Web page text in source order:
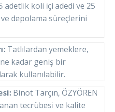
adetlik koli içi adedi ve 25
ve depolama süreçlerini
Tatlılardan yemeklere,
kadar geniş bir
kullanılabilir.
Binot Tarçın, ÖZYÖREN
tecrübesi ve kalite